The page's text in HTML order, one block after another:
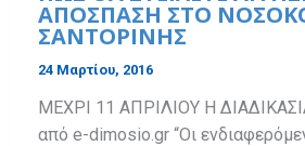
ΑΠΟΣΠΑΣΗ ΣΤΟ
ΣΑΝΤΟΡΙΝΗΣ
24 Μαρτίου, 2016
ΜΕΧΡΙ 11 ΑΠΡΙΛΙΟΥ Η
από e-dimosio.gr “Οι